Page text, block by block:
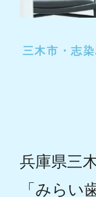
三木市・志
兵庫県三
「みらい